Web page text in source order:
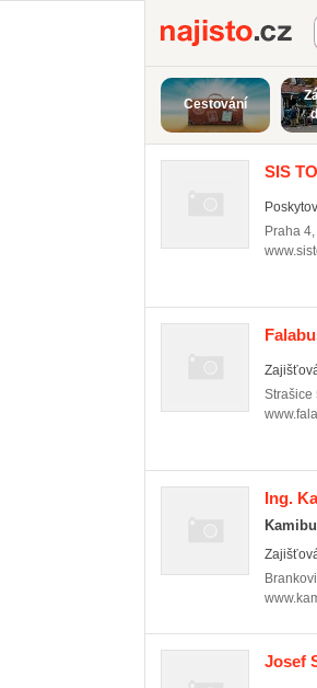
Cestování
SIS
Praha 4,
Strašice
Ing.
Josef